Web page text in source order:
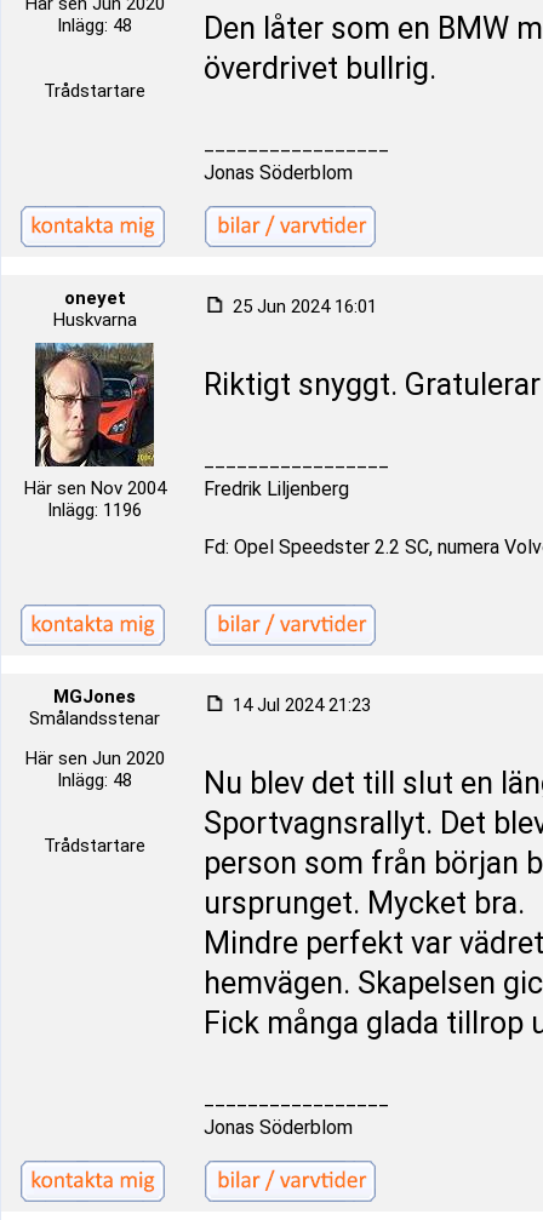
Inlägg: 48
Trådstartare
Den låter som en BMW
överdrivet bullrig.
Jonas Söderblom
oneyet
Huskvarna
Här sen Nov 2004
Inlägg: 1196
25 Jun 2024 16:01
Riktigt snyggt.
Fredrik Liljenberg
Fd: Opel Speedster 2.2 SC, numera
MGJones
Smålandsstenar
Här sen Jun 2020
Inlägg: 48
Trådstartare
14 Jul 2024 21:23
Nu blev det till slut en
Sportvagnsrallyt. Det
person som från början
ursprunget. Mycket bra.
Mindre perfekt var
hemvägen. Skapelsen
Fick många glada tillrop
Jonas Söderblom